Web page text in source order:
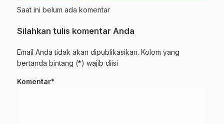
Saat ini belum ada komentar
Silahkan tulis komentar Anda
Email Anda tidak akan dipublikasikan. Kolom yang
bertanda bintang (*) wajib diisi
Komentar*